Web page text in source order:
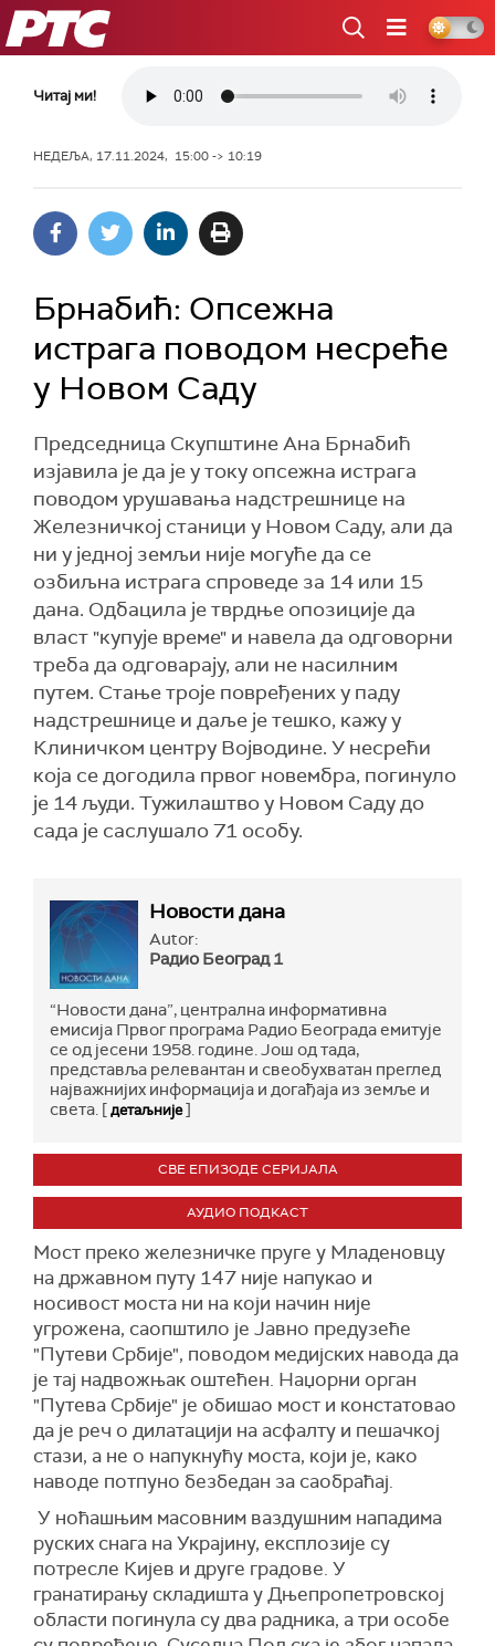
РТС
Читај ми!
НЕДЕЉА, 17.11.2024, 15:00 -> 10:19
Брнабић: Опсежна
истрага поводом несреће
у Новом Саду
Председница Скупштине Ана Брнабић
изјавила је да је у току опсежна истрага
поводом урушавања надстрешнице на
Железничкој станици у Новом Саду, али да
ни у једној земљи није могуће да се
озбиљна истрага спроведе за 14 или 15
дана. Одбацила је тврдње опозиције да
власт "купује време" и навела да одговорни
треба да одговарају, али не насилним
путем. Стање троје повређених у паду
надстрешнице и даље је тешко, кажу у
Клиничком центру Војводине. У несрећи
која се догодила првог новембра, погинуло
је 14 људи. Тужилаштво у Новом Саду до
сада је саслушало 71 особу.
Новости дана
Autor:
Радио Београд 1
“Новости дана”, централна информативна
емисија Првог програма Радио Београда емитује
се од јесени 1958. године. Још од тада,
представља релевантан и свеобухватан преглед
најважнијих информација и догађаја из земље и
света. [детаљније]
СВЕ ЕПИЗОДЕ СЕРИЈАЛА
АУДИО ПОДКАСТ
Мост преко железничке пруге у Младеновцу
на државном путу 147 није напукао и
носивост моста ни на који начин није
угрожена, саопштило је Јавно предузеће
"Путеви Србије", поводом медијских навода да
је тај надвожњак оштећен. Наџорни орган
"Путева Србије" је обишао мост и констатовао
да је реч о дилатацији на асфалту и пешачкој
стази, а не о напукнућу моста, који је, како
наводе потпуно безбедан за саобраћај.
У ноћашњим масовним ваздушним нападима
руских снага на Украјину, експлозије су
потресле Кијев и друге градове. У
гранатирању складишта у Дњепропетровској
области погинула су два радника, а три особе